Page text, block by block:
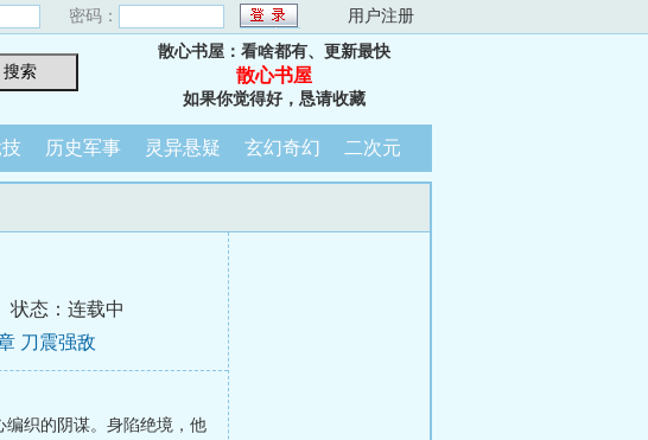
密码： 用户注册
散心书屋：看啥都有、更新最快
散心书屋
如果你觉得好，恳请收藏
历史军事 灵异悬疑 玄幻奇幻 二次元
状态：连载中
刀震强敌
编织的阴谋。身陷绝境，他